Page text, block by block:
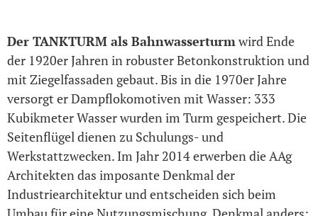
Der TANKTURM als Bahnwasserturmwird Ende
der 1920er Jahren in robuster Betonkonstruktion und
mit Ziegelfassaden gebaut. Bis in die 1970er Jahre
versorgt er Dampflokomotiven mit Wasser: 333
Kubikmeter Wasser wurden im Turm gespeichert. Die
Seitenflügel dienen zu Schulungs- und
Werkstattzwecken. Im Jahr 2014 erwerben die AAg
Architekten das imposante Denkmal der
Industriearchitektur und entscheiden sich beim